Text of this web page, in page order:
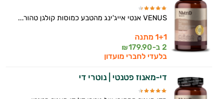
VENUS אנטי אייג'ינג מהטבע כמוסות קולגן טהור...
1+1 מתנה
2 ב-
179.90
₪
בלעדי לחברי מועדון
די-מאנוז פטנטי | נוטרי די